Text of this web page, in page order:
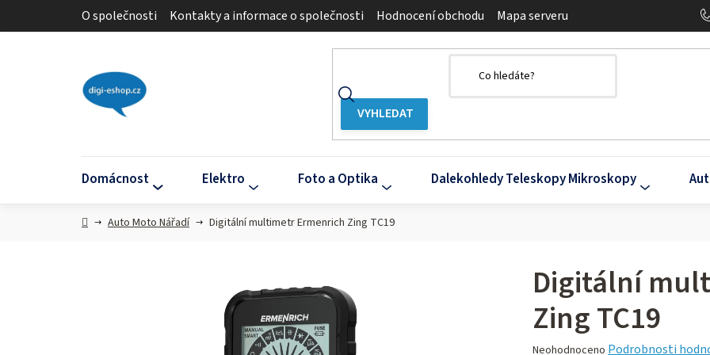
O společnosti Kontakty a informace o společnosti Hodnocení obchodu Mapa serveru
Domácnost Elektro Foto a Optika Dalekohledy Teleskopy Mikroskopy
DomůAuto Moto Nářadí Digitální multimetr Ermenrich Zing TC19
Digitální
Zing TC19
Průměrné
Neohodnoceno Podrobnosti